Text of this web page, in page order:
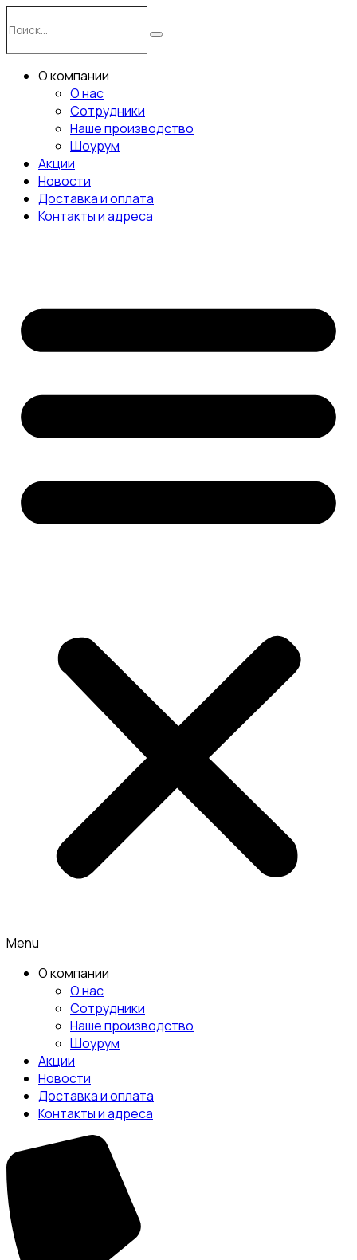
к
содержимому
Поиск
О компании
О нас
Сотрудники
Наше производство
Шоурум
Акции
Новости
Доставка и оплата
Контакты и адреса
Menu
О компании
О нас
Сотрудники
Наше производство
Шоурум
Акции
Новости
Доставка и оплата
Контакты и адреса